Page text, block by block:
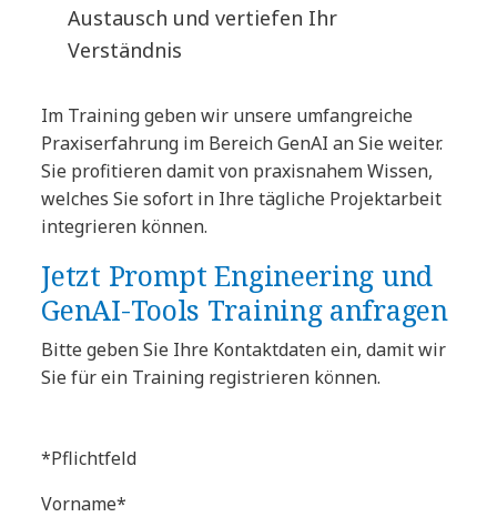
Austausch und vertiefen Ihr
Verständnis
Im Training geben wir unsere umfangreiche
Praxiserfahrung im Bereich GenAI an Sie weiter.
Sie profitieren damit von praxisnahem Wissen,
welches Sie sofort in Ihre tägliche Projektarbeit
integrieren können.
Jetzt Prompt Engineering und
GenAI-Tools Training anfragen
Bitte geben Sie Ihre Kontaktdaten ein, damit wir
Sie für ein Training registrieren können.
*Pflichtfeld
Vorname*